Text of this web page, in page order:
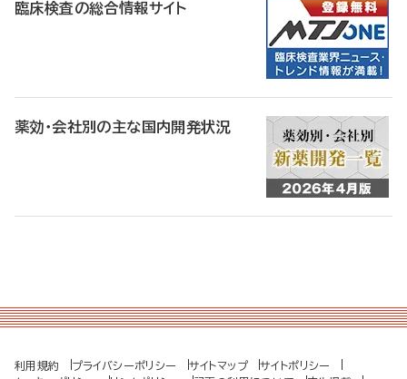
臨床検査の総合情報サイト
薬効・会社別の主な国内開発状況
利用規約 プライバシーポリシー サイトマップ
サイトポリシー